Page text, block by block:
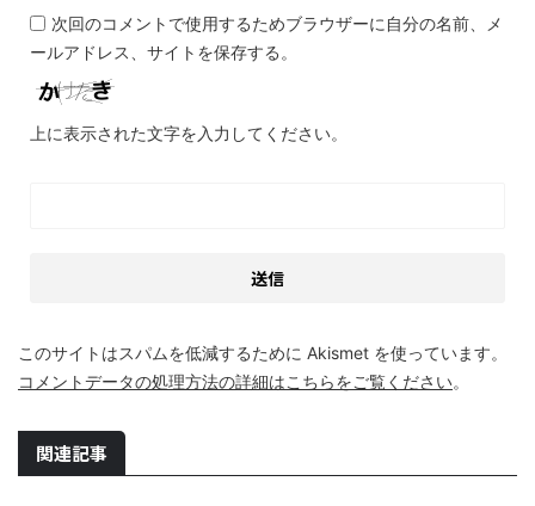
次回のコメントで使用するためブラウザーに自分の名前、メ
ールアドレス、サイトを保存する。
上に表示された文字を入力してください。
このサイトはスパムを低減するために Akismet を使っています。
コメントデータの処理方法の詳細はこちらをご覧ください。
関連記事